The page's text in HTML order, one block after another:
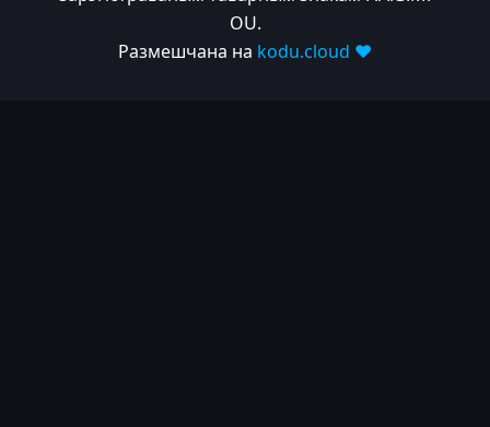
OU.
Размешчана на kodu.cloud ❤️